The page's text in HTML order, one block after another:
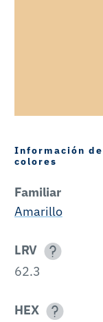
Información de
colores
Familiar
Amarillo
LRV
62.3
HEX